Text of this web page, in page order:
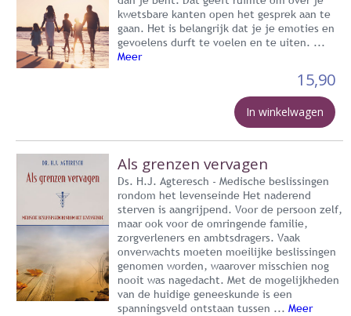
kwetsbare kanten open het gesprek aan te
gaan. Het is belangrijk dat je je emoties en
gevoelens durft te voelen en te uiten. ...
Meer
15,90
In winkelwagen
Als grenzen vervagen
Ds. H.J. Agteresch - Medische beslissingen
rondom het levenseinde Het naderend
sterven is aangrijpend. Voor de persoon zelf,
maar ook voor de omringende familie,
zorgverleners en ambtsdragers. Vaak
onverwachts moeten moeilijke beslissingen
genomen worden, waarover misschien nog
nooit was nagedacht. Met de mogelijkheden
van de huidige geneeskunde is een
spanningsveld ontstaan tussen ... Meer